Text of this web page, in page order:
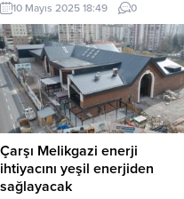
Kanalizasyon İdaresi (ESKİ) Genel
Müdürlüğü tarafından hayata
geçirilen Güneş Enerji Santrali
(GES) projesi ile hem enerji
tasarrufu sağlanıyor hem de
çevresel sürdürülebilirlik
destekleniyor. ESKİŞEHİR (İGFA) –
ESKİ Genel Müdürlüğü İçme Suyu
Arıtma Tesisinin çatısına...
10 Mayıs 2025 18:49 0
Çarşı Melikgazi enerji
ihtiyacını yeşil enerjiden
sağlayacak